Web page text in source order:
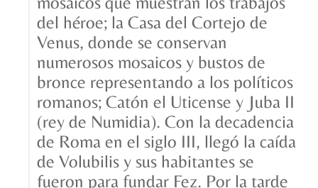
del héroe; la Casa del Cortejo de
Venus, donde se conservan
numerosos mosaicos y bustos de
bronce representando a los políticos
romanos; Catón el Uticense y Juba II
(rey de Numidia). Con la decadencia
de Roma en el siglo III, llegó la caída
de Volubilis y sus habitantes se
fueron para fundar Fez. Por la tarde